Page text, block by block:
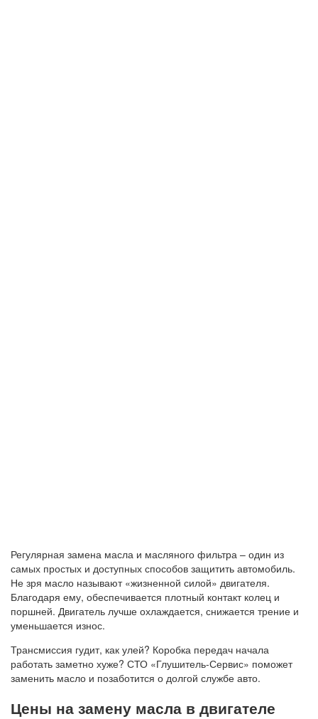
Регулярная замена масла и масляного фильтра – один из
самых простых и доступных способов защитить автомобиль.
Не зря масло называют «жизненной силой» двигателя.
Благодаря ему, обеспечивается плотный контакт колец и
поршней. Двигатель лучше охлаждается, снижается трение и
уменьшается износ.
Трансмиссия гудит, как улей? Коробка передач начала
работать заметно хуже? СТО «Глушитель-Сервис» поможет
заменить масло и позаботится о долгой службе авто.
Цены на замену масла в двигателе